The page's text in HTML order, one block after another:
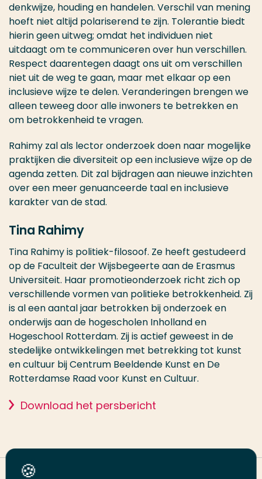
denkwijze, houding en handelen. Verschil van mening
hoeft niet altijd polariserend te zijn. Tolerantie biedt
hierin geen uitweg; omdat het individuen niet
uitdaagt om te communiceren over hun verschillen.
Respect daarentegen daagt ons uit om verschillen
niet uit de weg te gaan, maar met elkaar op een
inclusieve wijze te delen. Veranderingen brengen we
alleen teweeg door alle inwoners te betrekken en
om betrokkenheid te vragen.
Rahimy zal als lector onderzoek doen naar mogelijke
praktijken die diversiteit op een inclusieve wijze op de
agenda zetten. Dit zal bijdragen aan nieuwe inzichten
over een meer genuanceerde taal en inclusieve
karakter van de stad.
Tina Rahimy
Tina Rahimy is politiek-filosoof. Ze heeft gestudeerd
op de Faculteit der Wijsbegeerte aan de Erasmus
Universiteit. Haar promotieonderzoek richt zich op
verschillende vormen van politieke betrokkenheid. Zij
is al een aantal jaar betrokken bij onderzoek en
onderwijs aan de hogescholen Inholland en
Hogeschool Rotterdam. Zij is actief geweest in de
stedelijke ontwikkelingen met betrekking tot kunst
en cultuur bij Centrum Beeldende Kunst en De
Rotterdamse Raad voor Kunst en Cultuur.
Download het persbericht
Deel deze pagina